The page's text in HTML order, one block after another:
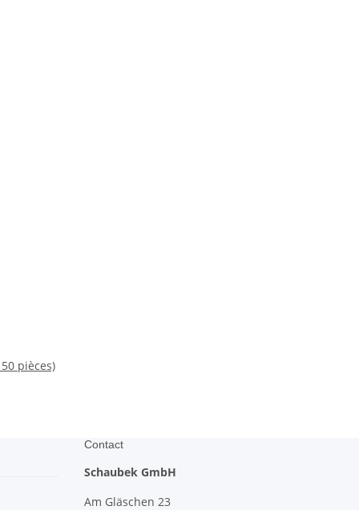
pièces)
Contact
Schaubek GmbH
Am Gläschen 23